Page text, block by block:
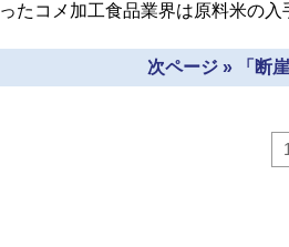
ったコメ加工食品業界は原料米の入
次ページ » 「断
1